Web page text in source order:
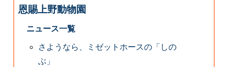
恩賜上野動物園
ニュース一覧
さようなら、ミゼットホースの「しの
ぶ」